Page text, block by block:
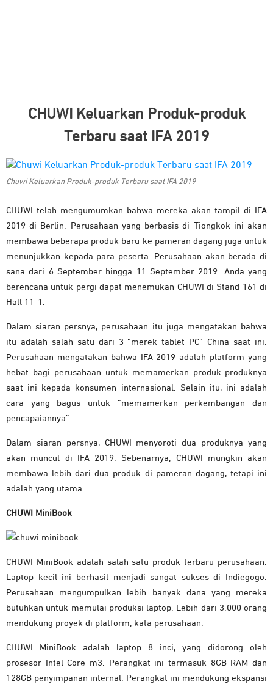
CHUWI Keluarkan Produk-produk
Terbaru saat IFA 2019
Chuwi Keluarkan Produk-produk Terbaru saat IFA 2019
CHUWI telah mengumumkan bahwa mereka akan tampil di IFA
2019 di Berlin. Perusahaan yang berbasis di Tiongkok ini akan
membawa beberapa produk baru ke pameran dagang juga untuk
menunjukkan kepada para peserta. Perusahaan akan berada di
sana dari 6 September hingga 11 September 2019. Anda yang
berencana untuk pergi dapat menemukan CHUWI di Stand 161 di
Hall 11-1.
Dalam siaran persnya, perusahaan itu juga mengatakan bahwa
itu adalah salah satu dari 3 “merek tablet PC” China saat ini.
Perusahaan mengatakan bahwa IFA 2019 adalah platform yang
hebat bagi perusahaan untuk memamerkan produk-produknya
saat ini kepada konsumen internasional. Selain itu, ini adalah
cara yang bagus untuk “memamerkan perkembangan dan
pencapaiannya”.
Dalam siaran persnya, CHUWI menyoroti dua produknya yang
akan muncul di IFA 2019. Sebenarnya, CHUWI mungkin akan
membawa lebih dari dua produk di pameran dagang, tetapi ini
adalah yang utama.
CHUWI MiniBook
CHUWI MiniBook adalah salah satu produk terbaru perusahaan.
Laptop kecil ini berhasil menjadi sangat sukses di Indiegogo.
Perusahaan mengumpulkan lebih banyak dana yang mereka
butuhkan untuk memulai produksi laptop. Lebih dari 3.000 orang
mendukung proyek di platform, kata perusahaan.
CHUWI MiniBook adalah laptop 8 inci, yang didorong oleh
prosesor Intel Core m3. Perangkat ini termasuk 8GB RAM dan
128GB penyimpanan internal. Perangkat ini mendukung ekspansi